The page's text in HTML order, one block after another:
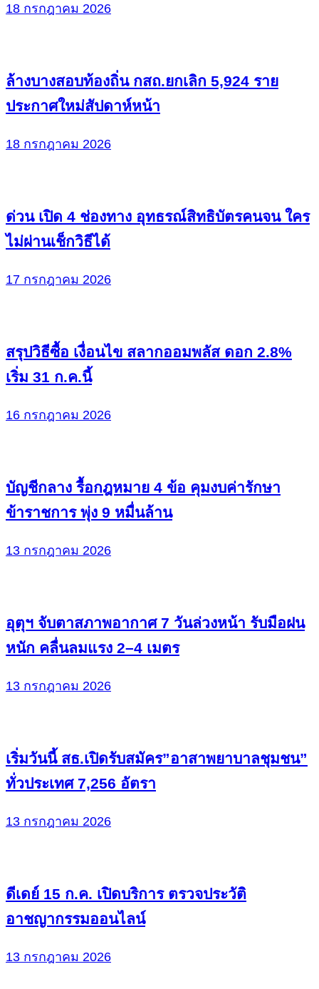
18 กรกฎาคม 2026
ล้างบางสอบท้องถิ่น กสถ.ยกเลิก 5,924 ราย
ประกาศใหม่สัปดาห์หน้า
18 กรกฎาคม 2026
ด่วน เปิด 4 ช่องทาง อุทธรณ์สิทธิบัตรคนจน ใคร
ไม่ผ่านเช็กวิธีได้
17 กรกฎาคม 2026
สรุปวิธีซื้อ เงื่อนไข สลากออมพลัส ดอก 2.8%
เริ่ม 31 ก.ค.นี้
16 กรกฎาคม 2026
บัญชีกลาง รื้อกฎหมาย 4 ข้อ คุมงบค่ารักษา
ข้าราชการ พุ่ง 9 หมื่นล้าน
13 กรกฎาคม 2026
อุตุฯ จับตาสภาพอากาศ 7 วันล่วงหน้า รับมือฝน
หนัก คลื่นลมแรง 2–4 เมตร
13 กรกฎาคม 2026
เริ่มวันนี้ สธ.เปิดรับสมัคร”อาสาพยาบาลชุมชน”
ทั่วประเทศ 7,256 อัตรา
13 กรกฎาคม 2026
ดีเดย์ 15 ก.ค. เปิดบริการ ตรวจประวัติ
อาชญากรรมออนไลน์
13 กรกฎาคม 2026